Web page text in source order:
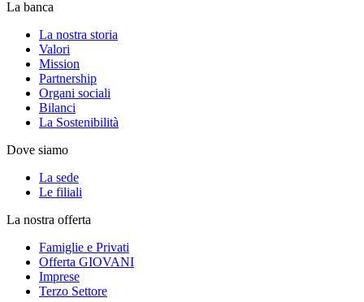
La banca
La nostra storia
Valori
Mission
Partnership
Organi sociali
Bilanci
La Sostenibilità
Dove siamo
La sede
Le filiali
La nostra offerta
Famiglie e Privati
Offerta GIOVANI
Imprese
Terzo Settore